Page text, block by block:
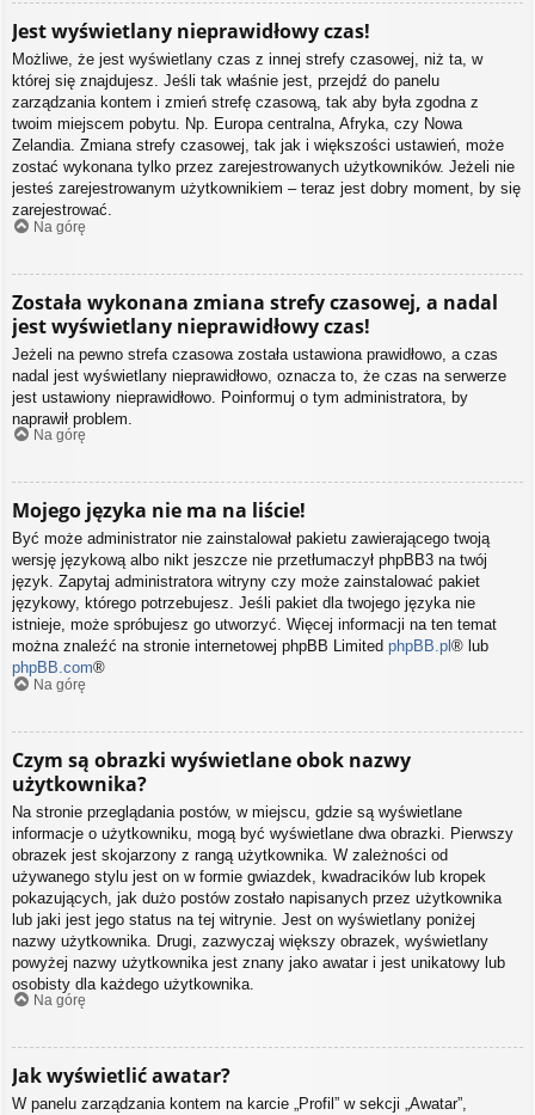
Jest wyświetlany nieprawidłowy czas!
Możliwe, że jest wyświetlany czas z innej strefy czasowej, niż ta, w
której się znajdujesz. Jeśli tak właśnie jest, przejdź do panelu
zarządzania kontem i zmień strefę czasową, tak aby była zgodna z
twoim miejscem pobytu. Np. Europa centralna, Afryka, czy Nowa
Zelandia. Zmiana strefy czasowej, tak jak i większości ustawień, może
zostać wykonana tylko przez zarejestrowanych użytkowników. Jeżeli nie
jesteś zarejestrowanym użytkownikiem – teraz jest dobry moment, by się
zarejestrować.
Na górę
Została wykonana zmiana strefy czasowej, a nadal
jest wyświetlany nieprawidłowy czas!
Jeżeli na pewno strefa czasowa została ustawiona prawidłowo, a czas
nadal jest wyświetlany nieprawidłowo, oznacza to, że czas na serwerze
jest ustawiony nieprawidłowo. Poinformuj o tym administratora, by
naprawił problem.
Na górę
Mojego języka nie ma na liście!
Być może administrator nie zainstalował pakietu zawierającego twoją
wersję językową albo nikt jeszcze nie przetłumaczył phpBB3 na twój
język. Zapytaj administratora witryny czy może zainstalować pakiet
językowy, którego potrzebujesz. Jeśli pakiet dla twojego języka nie
istnieje, może spróbujesz go utworzyć. Więcej informacji na ten temat
można znaleźć na stronie internetowej phpBB Limited phpBB.pl ® lub
phpBB.com®
Na górę
Czym są obrazki wyświetlane obok nazwy
użytkownika?
Na stronie przeglądania postów, w miejscu, gdzie są wyświetlane
informacje o użytkowniku, mogą być wyświetlane dwa obrazki. Pierwszy
obrazek jest skojarzony z rangą użytkownika. W zależności od
używanego stylu jest on w formie gwiazdek, kwadracików lub kropek
pokazujących, jak dużo postów zostało napisanych przez użytkownika
lub jaki jest jego status na tej witrynie. Jest on wyświetlany poniżej
nazwy użytkownika. Drugi, zazwyczaj większy obrazek, wyświetlany
powyżej nazwy użytkownika jest znany jako awatar i jest unikatowy lub
osobisty dla każdego użytkownika.
Na górę
Jak wyświetlić awatar?
W panelu zarządzania kontem na karcie „Profil” w sekcji „Awatar”,